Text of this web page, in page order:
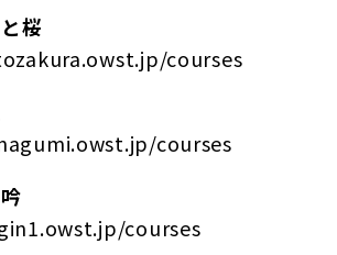
桜
courses
courses
courses